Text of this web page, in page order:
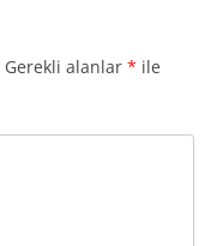
Gerekli alanlar * ile